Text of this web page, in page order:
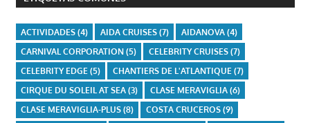
ACTIVIDADES(4) AIDA CRUISES(7) AIDANOVA(4)
CARNIVAL CORPORATION(5) CELEBRITY CRUISES(7)
CELEBRITY EDGE (5) CHANTIERS DE L'ATLANTIQUE (7)
CIRQUE DU SOLEIL AT SEA(3) CLASE MERAVIGLIA(6)
CLASE MERAVIGLIA-PLUS(8) COSTA CRUCEROS(9)